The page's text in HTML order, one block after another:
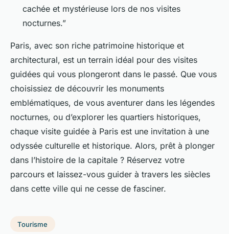
cachée et mystérieuse lors de nos visites
nocturnes.”
Paris, avec son riche patrimoine historique et
architectural, est un terrain idéal pour des visites
guidées qui vous plongeront dans le passé. Que vous
choisissiez de découvrir les monuments
emblématiques, de vous aventurer dans les légendes
nocturnes, ou d’explorer les quartiers historiques,
chaque visite guidée à Paris est une invitation à une
odyssée culturelle et historique. Alors, prêt à plonger
dans l’histoire de la capitale ? Réservez votre
parcours et laissez-vous guider à travers les siècles
dans cette ville qui ne cesse de fasciner.
Tourisme